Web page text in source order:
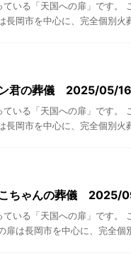
ている「天国への扉」です
長岡市を中心に、完全個別火
ン君の葬儀 2025/05/16
ている「天国への扉」です
長岡市を中心に、完全個別火
こちゃんの葬儀 2025/
いる「天国への扉」です。
扉は長岡市を中心に、完全個